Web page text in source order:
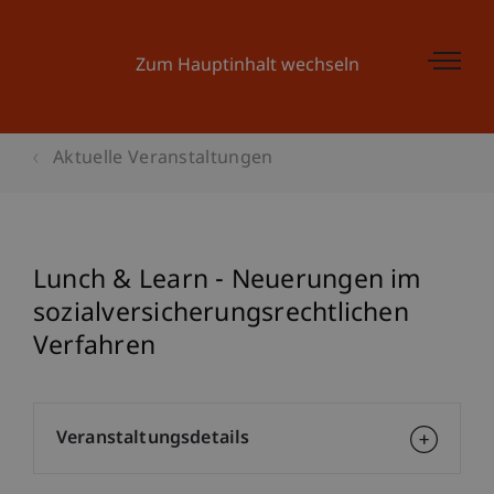
Zum Hauptinhalt wechseln
Aktuelle Veranstaltungen
Lunch & Learn - Neuerungen im
sozialversicherungsrechtlichen
Verfahren
Veranstaltungsdetails